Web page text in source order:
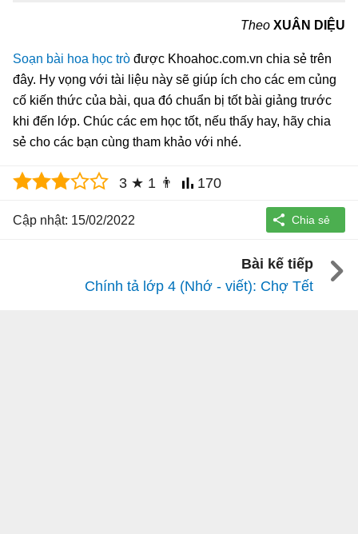
Theo XUÂN DIỆU
Soạn bài hoa học trò được Khoahoc.com.vn chia sẻ trên
đây. Hy vọng với tài liệu này sẽ giúp ích cho các em củng
cố kiến thức của bài, qua đó chuẩn bị tốt bài giảng trước
khi đến lớp. Chúc các em học tốt, nếu thấy hay, hãy chia
sẻ cho các bạn cùng tham khảo với nhé.
3 ★ 1 👨 170
Cập nhật: 15/02/2022
Bài kế tiếp
Chính tả lớp 4 (Nhớ - viết): Chợ Tết